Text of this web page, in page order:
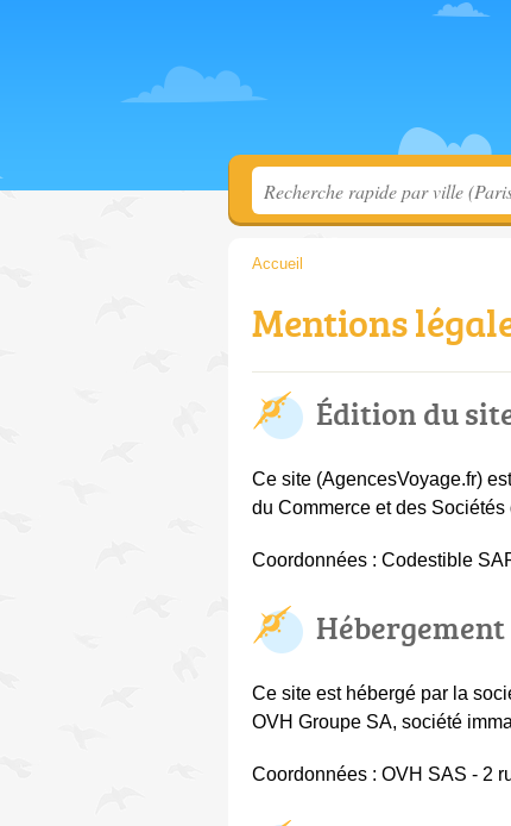
Accueil
Mentions
Édition du
Ce site (AgencesVoyage.fr)
du Commerce et des
Coordonnées : Codestible
Hébergement
Ce site est hébergé par la
OVH Groupe SA, société
Coordonnées : OVH SAS - 2